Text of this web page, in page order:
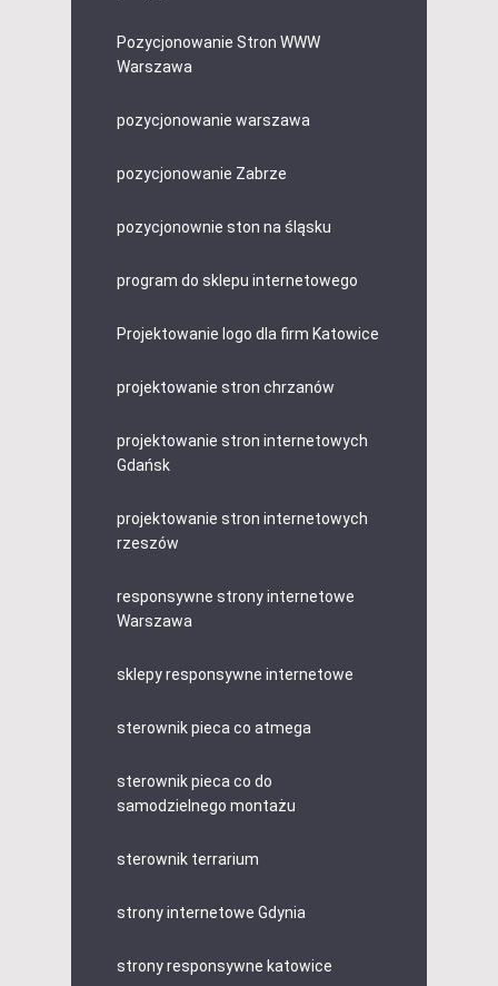
Pozycjonowanie Stron WWW
Warszawa
pozycjonowanie warszawa
pozycjonowanie Zabrze
pozycjonownie ston na śląsku
program do sklepu internetowego
Projektowanie logo dla firm Katowice
projektowanie stron chrzanów
projektowanie stron internetowych
Gdańsk
projektowanie stron internetowych
rzeszów
responsywne strony internetowe
Warszawa
sklepy responsywne internetowe
sterownik pieca co atmega
sterownik pieca co do
samodzielnego montażu
sterownik terrarium
strony internetowe Gdynia
strony responsywne katowice